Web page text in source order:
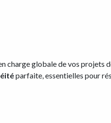
charge globale de vos projets
parfaite, essentielles pour